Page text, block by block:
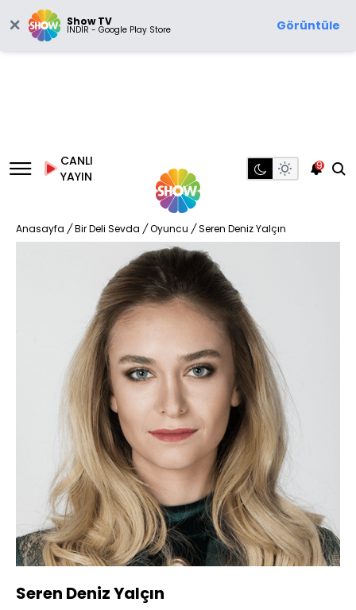
Show TV
İNDİR - Google Play Store Görüntüle
CANLI
YAYIN
9
Anasayfa / Bir Deli Sevda / Oyuncu / Seren Deniz Yalçın
Seren Deniz Yalçın